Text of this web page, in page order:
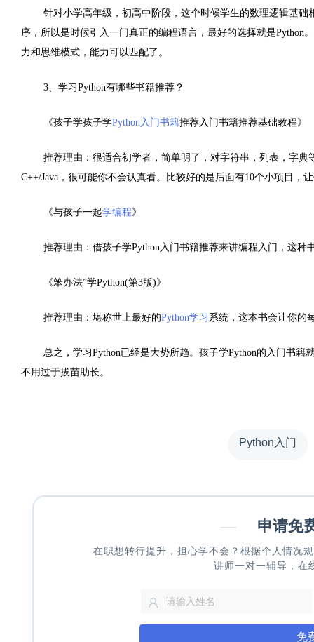
针对小学高年级，初高中阶段，这个时候学生的数理逻辑基
序，所以是时候引入一门真正的编程语言，最好的选择就是Python
力和思维模式，能力可以匹配了。
3、学习Python有哪些书籍推荐？
《孩子学孩子学Python入门书籍推荐入门书籍推荐基础教程》
推荐理由：很适合初学者，简单明了，对字符串，列表，字典
C++/Java，很可能你不会认真看。比较好的是后面有10个小项目，
《与孩子一起学编程》
推荐理由：借孩子学Python入门书籍推荐来讲编程入门，这种
《笨办法”学Python(第3版)》
推荐理由：堪称世上最好的Python学习 系统，这本书会让你的
总之，学习Python已经是大势所趋。孩子学Python的入门书
不用过于拔苗助长。
Python入门
— 申请免
在职想转行提升，担心学不会？根据个人情况
讲师一对一辅导，在
免